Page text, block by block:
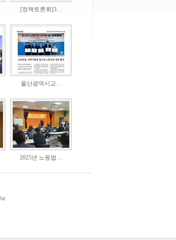
[정책토론회]3…
울산광역시교…
2025년 노동법…
or